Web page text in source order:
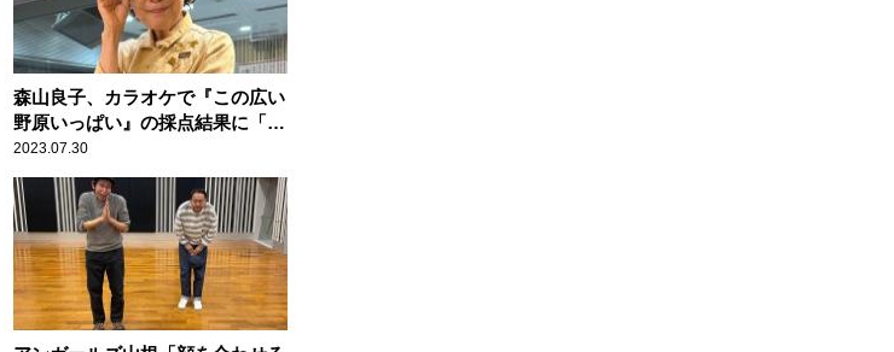
森山良子、カラオケで『この広い
野原いっぱい』の採点結果に「悔
しくなんかない（笑）」
2023.07.30